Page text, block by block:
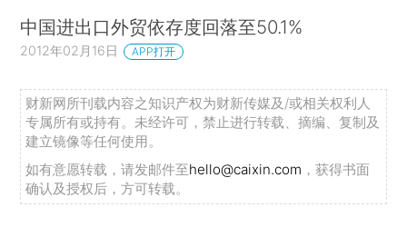
中国进出口外贸依存度回落至50.1%
2012年02月16日 APP打开
财新网所刊载内容之知识产权为财新传媒及/或相关权利人
专属所有或持有。未经许可，禁止进行转载、摘编、复制及
建立镜像等任何使用。
如有意愿转载，请发邮件至hello@caixin.com ，获得书面
确认及授权后，方可转载。